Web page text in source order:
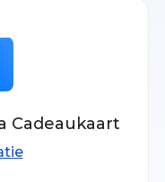
Cadeaukaart